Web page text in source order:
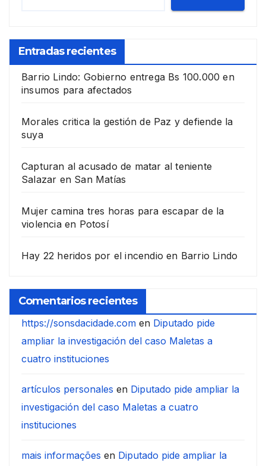
Entradas recientes
Barrio Lindo: Gobierno entrega Bs 100.000 en
insumos para afectados
Morales critica la gestión de Paz y defiende la
suya
Capturan al acusado de matar al teniente
Salazar en San Matías
Mujer camina tres horas para escapar de la
violencia en Potosí
Hay 22 heridos por el incendio en Barrio Lindo
Comentarios recientes
https://sonsdacidade.com en Diputado pide
ampliar la investigación del caso Maletas a
cuatro instituciones
artículos personales en Diputado pide ampliar la
investigación del caso Maletas a cuatro
instituciones
mais informações en Diputado pide ampliar la